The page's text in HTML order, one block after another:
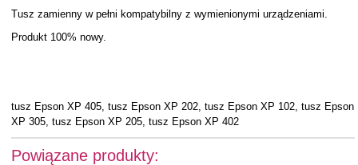
Tusz zamienny w pełni kompatybilny z wymienionymi urządzeniami.
Produkt 100% nowy.
tusz Epson XP 405, tusz Epson XP 202, tusz Epson XP 102, tusz Epson
XP 305, tusz Epson XP 205, tusz Epson XP 402
Powiązane produkty: